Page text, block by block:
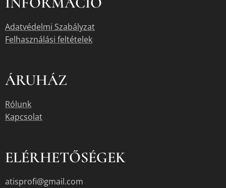
Adatvédelmi Szabályzat
Felhasználási feltételek
ÁRUHÁZ
Rólunk
Kapcsolat
ELÉRHETŐSÉGEK
atisprofi@gmail.com